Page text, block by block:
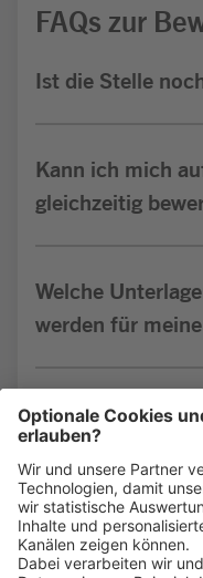
FAQs zur
Ist die Stelle
Kann ich mich
gleichzeitig
Welche
werden für
Bin ich für die